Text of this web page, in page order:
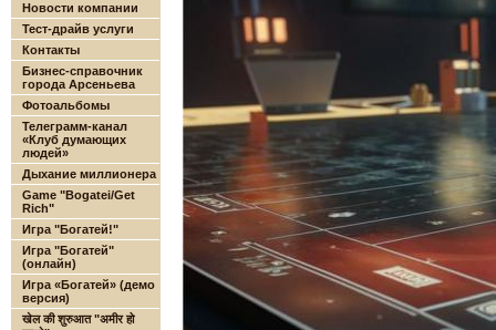
Новости компании
Тест-драйв услуги
Контакты
Бизнес-справочник
города Арсеньева
Фотоальбомы
Телеграмм-канал
«Клуб думающих
людей»
Дыхание миллионера
Game "Bogatei/Get
Rich"
Игра "Богатей!"
Игра "Богатей"
(онлайн)
Игра «Богатей» (демо
версия)
खेल की शुरुआत "अमीर हो